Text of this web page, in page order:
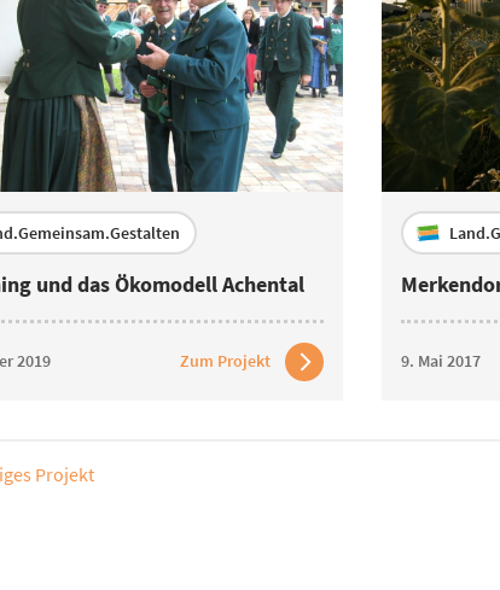
und das Ökomodell Achental
2019 Zum Projekt 9. Mai 2017
Projekt